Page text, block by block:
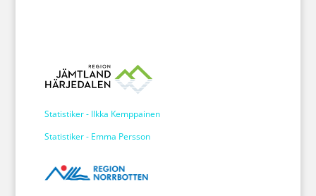
Statistiker - Ilkka Kemppainen
Statistiker - Emma Persson